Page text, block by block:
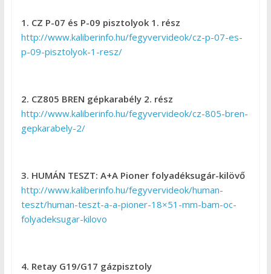
1. CZ P-07 és P-09 pisztolyok 1. rész
http://www.kaliberinfo.hu/fegyvervideok/cz-p-07-es-
p-09-pisztolyok-1-resz/
2. CZ805 BREN gépkarabély 2. rész
http://www.kaliberinfo.hu/fegyvervideok/cz-805-bren-
gepkarabely-2/
3. HUMÁN TESZT: A+A Pioner folyadéksugár-kilövő
http://www.kaliberinfo.hu/fegyvervideok/human-
teszt/human-teszt-a-a-pioner-18×51-mm-bam-oc-
folyadeksugar-kilovo
4. Retay G19/G17 gázpisztoly